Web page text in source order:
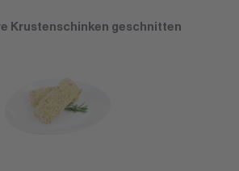
Krustenschinken geschnitten